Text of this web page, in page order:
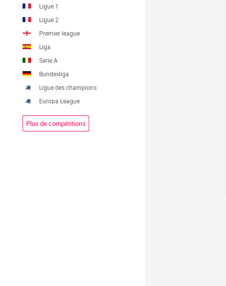
Ligue 1
Ligue 2
Premier league
Liga
Serie A
Bundesliga
Ligue des champions
Europa League
Plus de compétitions